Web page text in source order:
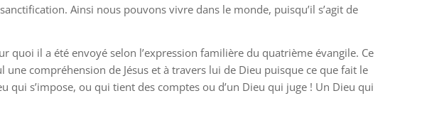
Ainsi nous pouvons vivre dans le monde, puisqu’il s’agit de
quoi il a été envoyé selon l’expression familière du quatrième évangile. Ce
compréhension de Jésus et à travers lui de Dieu puisque ce que fait le
qui s’impose, ou qui tient des comptes ou d’un Dieu qui juge ! Un Dieu qui